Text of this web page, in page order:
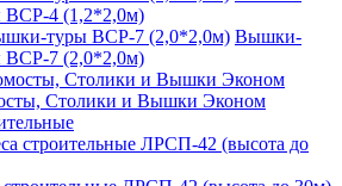
ВСР-4 (1,2*2,0м)
Вышки-
ВСР-7 (2,0*2,0м)
Столики и Вышки Эконом